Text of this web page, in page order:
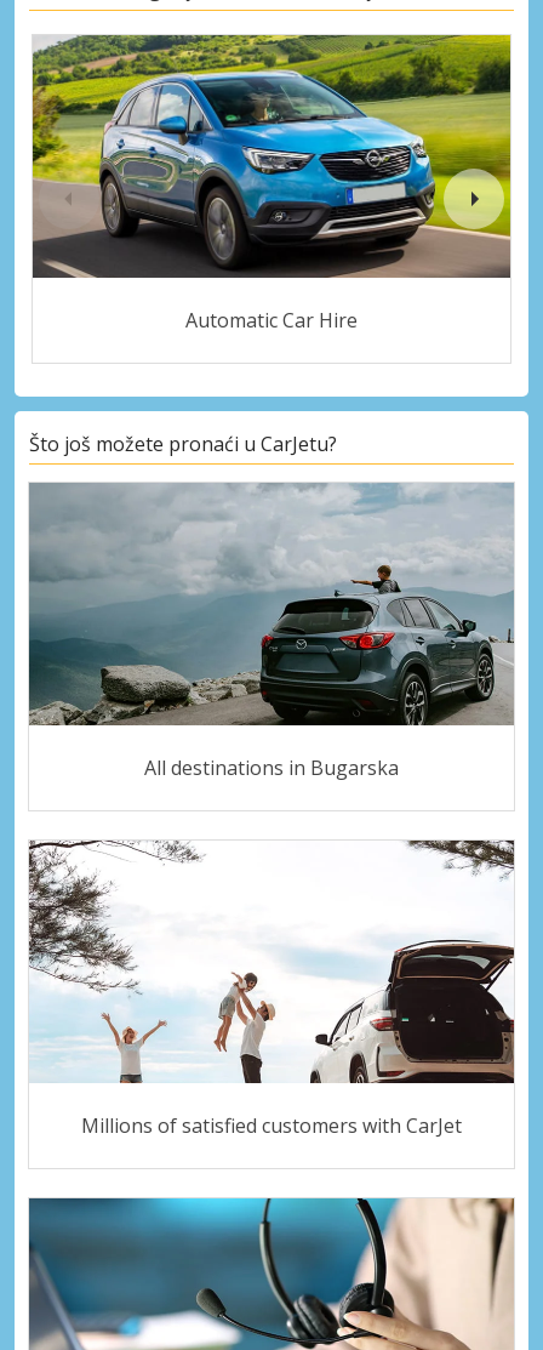
Automatic Car Hire
Što još možete pronaći u CarJetu?
All destinations in Bugarska
Millions of satisfied customers with CarJet